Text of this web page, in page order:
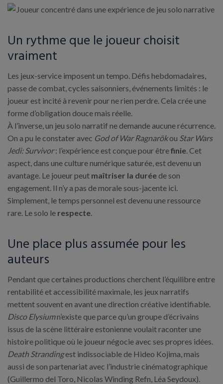
Un rythme que le joueur choisit
vraiment
Les jeux-service imposent un tempo. Défis hebdomadaires,
passe de combat, cycles saisonniers, événements limités : le
joueur est incité à revenir pour ne rien perdre. Cela crée une
forme d’obligation douce mais réelle.
À l’inverse, un jeu solo narratif ne demande aucune récurrence.
On a pu le constater avec God of War Ragnarökou Star Wars
Jedi: Survivor: l’expérience est conçue pour êtrefinie. Cet
aspect, dans une culture numérique saturée, est devenu un
avantage. Le joueur peut maîtriser la durée de son
engagement. Il n’y a pas de morale sous-jacente ici.
Simplement, le temps personnel est devenu une ressource
rare. Le solo le respecte.
Une place plus assumée pour les
auteurs
Pendant que certaines productions cherchent l’équilibre entre
rentabilité et accessibilité maximale, les jeux narratifs
mettent souvent en avant une direction créative identifiable.
Disco Elysiumn’existe que parce qu’un groupe d’écrivains
issus de la scène littéraire estonienne voulait raconter une
histoire politique où le joueur négocie avec ses propres idées.
Death Strandingest indissociable de Hideo Kojima, mais
aussi de son partenariat avec l’industrie cinématographique
(Guillermo del Toro, Nicolas Winding Refn, Léa Seydoux).